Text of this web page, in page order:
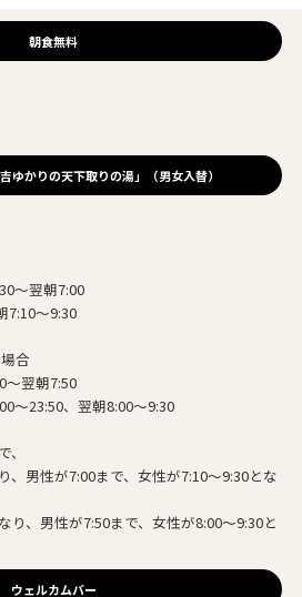
朝食無料
ゆかりの天下取りの湯」（男女入替）
～翌朝7:00
7:10～9:30
合
～翌朝7:50
～23:50、翌朝8:00～9:30
、男性が7:00まで、女性が7:10～9:30とな
り、男性が7:50まで、女性が8:00～9:30と
ウェルカムバー